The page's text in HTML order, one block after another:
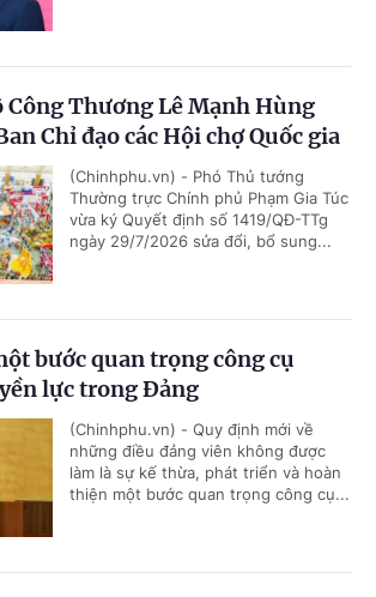
Công Thương Lê Mạnh Hùng
Chỉ đạo các Hội chợ Quốc gia
(Chinhphu.vn) - Phó Thủ tướng
Thường trực Chính phủ Phạm Gia Túc
vừa ký Quyết định số 1419/QĐ-TTg
ngày 29/7/2026 sửa đổi, bổ sung...
bước quan trọng công cụ
lực trong Đảng
(Chinhphu.vn) - Quy định mới về
những điều đảng viên không được
làm là sự kế thừa, phát triển và hoàn
thiện một bước quan trọng công cụ...